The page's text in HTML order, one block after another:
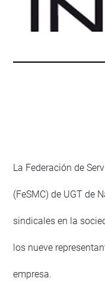
La Federación de
(FeSMC) de UGT de
sindicales en la
los nueve
empresa.